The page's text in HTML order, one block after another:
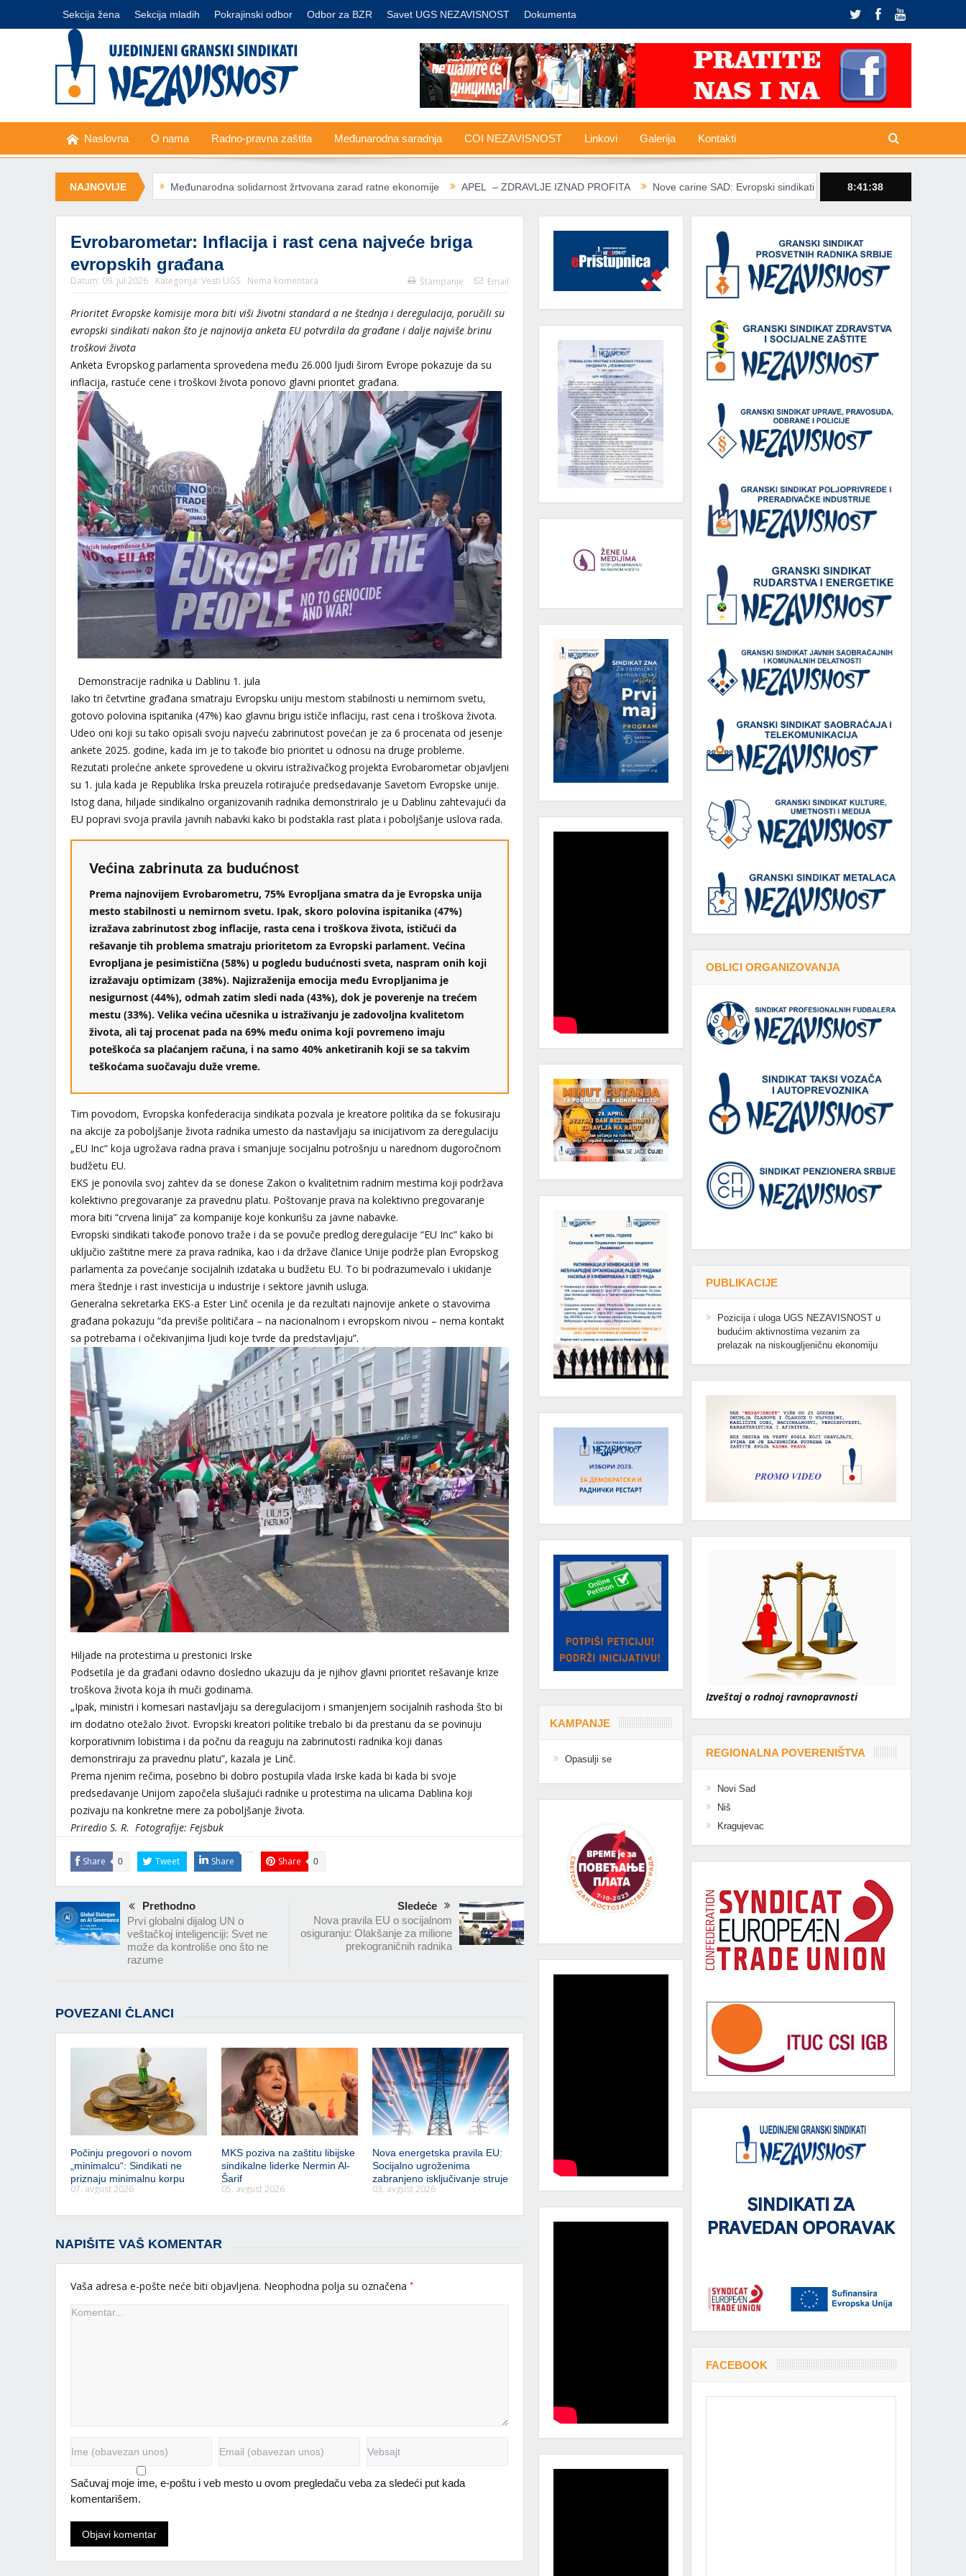
Sekcija žena Sekcija mladih Pokrajinski odbor Odbor za BZR Savet UGS NEZAVISNOST Dokumenta
Naslovna O nama Radno-pravna zaštita Međunarodna saradnja COI NEZAVISNOST Linkovi Galerija Kontakti
NAJNOVIJE
struje Međunarodna solidarnost žrtvovana zarad ratne ekonomije APEL – ZDRAVLJE IZNAD PROFITA Nove carine SAD: Evropski sindikati traže zaštitu radnika od trgovinskih šokova
8:41:39
Evrobarometar: Inflacija i rast cena najveće briga
evropskih građana
Datum: 09. jul 2026 Kategorija: Vesti UGS Nema komentara Štampanje Email
Prioritet Evropske komisije mora biti viši životni standard a ne štednja i deregulacija, poručili su
evropski sindikati nakon što je najnovija anketa EU potvrdila da građane i dalje najviše brinu
troškovi života
Anketa Evropskog parlamenta sprovedena među 26.000 ljudi širom Evrope pokazuje da su
inflacija, rastuće cene i troškovi života ponovo glavni prioritet građana.
Demonstracije radnika u Dablinu 1. jula
Iako tri četvrtine građana smatraju Evropsku uniju mestom stabilnosti u nemirnom svetu,
gotovo polovina ispitanika (47%) kao glavnu brigu ističe inflaciju, rast cena i troškova života.
Udeo oni koji su tako opisali svoju najveću zabrinutost povećan je za 6 procenata od jesenje
ankete 2025. godine, kada im je to takođe bio prioritet u odnosu na druge probleme.
Rezutati prolećne ankete sprovedene u okviru istraživačkog projekta Evrobarometar objavljeni
su 1. jula kada je Republika Irska preuzela rotirajuće predsedavanje Savetom Evropske unije.
Istog dana, hiljade sindikalno organizovanih radnika demonstriralo je u Dablinu zahtevajući da
EU popravi svoja pravila javnih nabavki kako bi podstakla rast plata i poboljšanje uslova rada.
Većina zabrinuta za budućnost
Prema najnovijem Evrobarometru, 75% Evropljana smatra da je Evropska unija
mesto stabilnosti u nemirnom svetu. Ipak, skoro polovina ispitanika (47%)
izražava zabrinutost zbog inflacije, rasta cena i troškova života, ističući da
rešavanje tih problema smatraju prioritetom za Evropski parlament. Većina
Evropljana je pesimistična (58%) u pogledu budućnosti sveta, naspram onih koji
izražavaju optimizam (38%). Najizraženija emocija među Evropljanima je
nesigurnost (44%), odmah zatim sledi nada (43%), dok je poverenje na trećem
mestu (33%). Velika većina učesnika u istraživanju je zadovoljna kvalitetom
života, ali taj procenat pada na 69% među onima koji povremeno imaju
poteškoća sa plaćanjem računa, i na samo 40% anketiranih koji se sa takvim
teškoćama suočavaju duže vreme.
Tim povodom, Evropska konfederacija sindikata pozvala je kreatore politika da se fokusiraju
na akcije za poboljšanje života radnika umesto da nastavljaju sa inicijativom za deregulaciju
„EU Inc“ koja ugrožava radna prava i smanjuje socijalnu potrošnju u narednom dugoročnom
budžetu EU.
EKS je ponovila svoj zahtev da se donese Zakon o kvalitetnim radnim mestima koji podržava
kolektivno pregovaranje za pravednu platu. Poštovanje prava na kolektivno pregovaranje
mora biti “crvena linija” za kompanije koje konkurišu za javne nabavke.
Evropski sindikati takođe ponovo traže i da se povuče predlog deregulacije “EU Inc” kako bi
uključio zaštitne mere za prava radnika, kao i da države članice Unije podrže plan Evropskog
parlamenta za povećanje socijalnih izdataka u budžetu EU. To bi podrazumevalo i ukidanje
mera štednje i rast investicija u industrije i sektore javnih usluga.
Generalna sekretarka EKS-a Ester Linč ocenila je da rezultati najnovije ankete o stavovima
građana pokazuju “da previše političara – na nacionalnom i evropskom nivou – nema kontakt
sa potrebama i očekivanjima ljudi koje tvrde da predstavljaju”.
Hiljade na protestima u prestonici Irske
Podsetila je da građani odavno dosledno ukazuju da je njihov glavni prioritet rešavanje krize
troškova života koja ih muči godinama.
„Ipak, ministri i komesari nastavljaju sa deregulacijom i smanjenjem socijalnih rashoda što bi
im dodatno otežalo život. Evropski kreatori politike trebalo bi da prestanu da se povinuju
korporativnim lobistima i da počnu da reaguju na zabrinutosti radnika koji danas
demonstriraju za pravednu platu”, kazala je Linč.
Prema njenim rečima, posebno bi dobro postupila vlada Irske kada bi kada bi svoje
predsedavanje Unijom započela slušajući radnike u protestima na ulicama Dablina koji
pozivaju na konkretne mere za poboljšanje života.
Priredio S. R. Fotografije: Fejsbuk
Share 0 Tweet Share Share 0
Prethodno
Prvi globalni dijalog UN o
veštačkoj inteligenciji: Svet ne
može da kontroliše ono što ne
razume
Sledeće
Nova pravila EU o socijalnom
osiguranju: Olakšanje za milione
prekograničnih radnika
POVEZANI ČLANCI
Počinju pregovori o novom
„minimalcu“: Sindikati ne
priznaju minimalnu korpu
07. avgust 2026
MKS poziva na zaštitu libijske
sindikalne liderke Nermin Al-
Šarif
05. avgust 2026
Nova energetska pravila EU:
Socijalno ugroženima
zabranjeno isključivanje struje
03. avgust 2026
NAPIŠITE VAŠ KOMENTAR
Vaša adresa e-pošte neće biti objavljena. Neophodna polja su označena *
Sačuvaj moje ime, e-poštu i veb mesto u ovom pregledaču veba za sledeći put kada
komentarišem.
KAMPANJE
Opasulji se
OBLICI ORGANIZOVANJA
PUBLIKACIJE
Pozicija i uloga UGS NEZAVISNOST u
budućim aktivnostima vezanim za
prelazak na niskougljeničnu ekonomiju
Izveštaj o rodnoj ravnopravnosti
REGIONALNA POVERENIŠTVA
Novi Sad
Niš
Kragujevac
FACEBOOK